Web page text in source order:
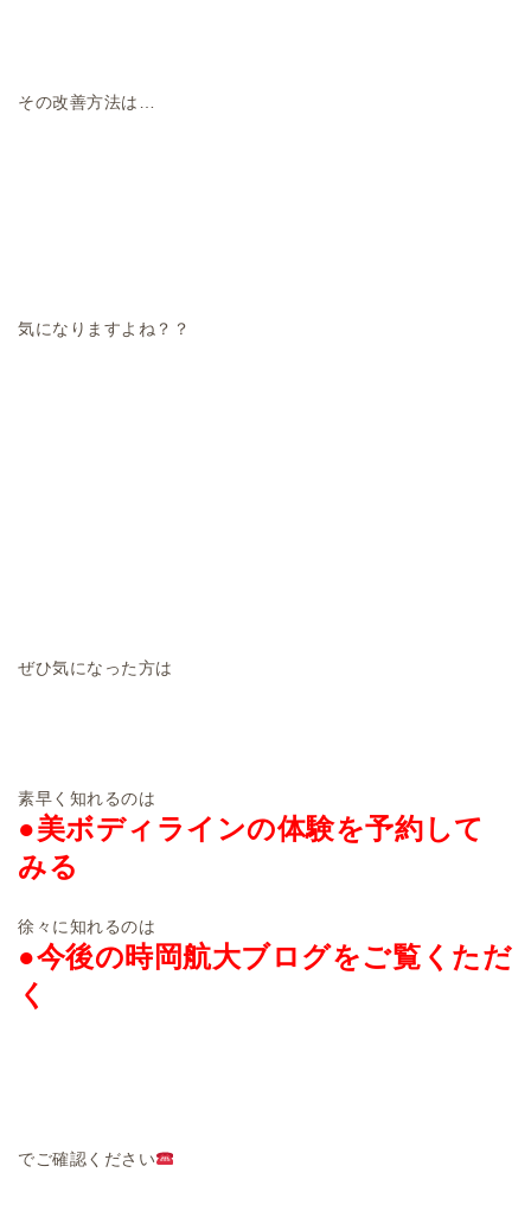
その改善方法は…
気になりますよね？？
ぜひ気になった方は
素早く知れるのは
●美ボディラインの体験を予約して
みる
徐々に知れるのは
●今後の時岡航大ブログをご覧くただ
く
でご確認ください